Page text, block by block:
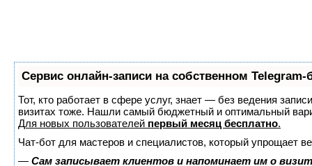
Сервис онлайн-записи на собственном Telegram-
Тот, кто работает в сфере услуг, знает — без ведения
визитах тоже. Нашли самый бюджетный и оптимальный
Для новых пользователей первый месяц бесплатно.
Чат-бот для мастеров и специалистов, который упрощает
— Сам записывает клиентов и напоминает им о